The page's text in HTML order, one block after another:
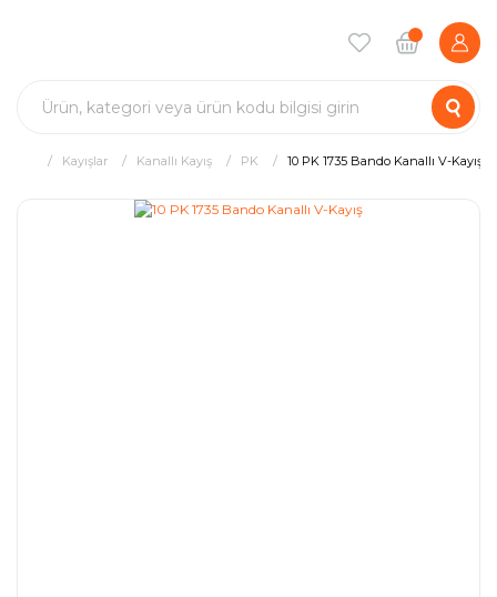
Kayışlar Kanallı Kayış PK 10 PK 1735 Bando Kanallı V-Kayış